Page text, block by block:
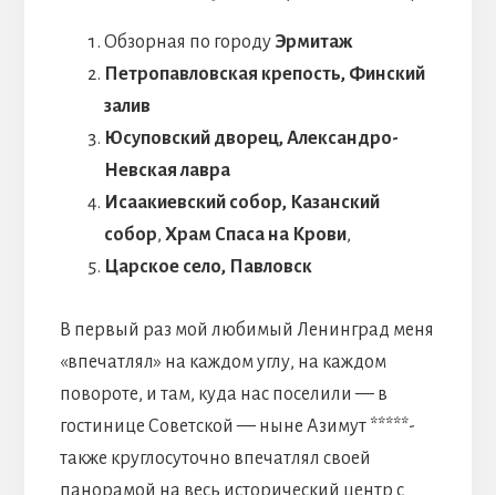
Обзорная по городу Эрмитаж
Петропавловская крепость, Финский
залив
Юсуповский дворец, Александро-
Невская лавра
Исаакиевский собор, Казанский
собор, Храм Спаса на Крови,
Царское село, Павловск
В первый раз мой любимый Ленинград меня
«впечатлял» на каждом углу, на каждом
повороте, и там, куда нас поселили — в
гостинице Советской — ныне Азимут *****-
также круглосуточно впечатлял своей